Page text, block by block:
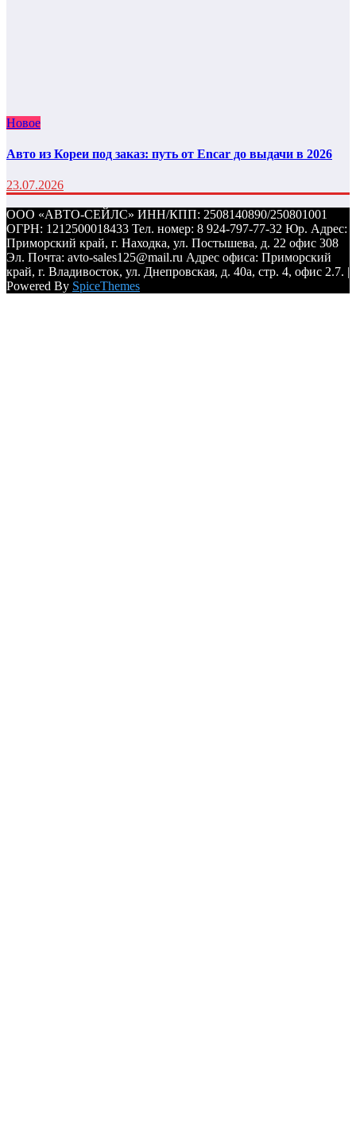
Новое
Авто из Кореи под заказ: путь от Encar до выдачи в 2026
23.07.2026
ООО «АВТО-СЕЙЛС» ИНН/КПП: 2508140890/250801001
ОГРН: 1212500018433 Тел. номер: 8 924-797-77-32 Юр. Адрес:
Приморский край, г. Находка, ул. Постышева, д. 22 офис 308
Эл. Почта: avto-sales125@mail.ru Адрес офиса: Приморский
край, г. Владивосток, ул. Днепровская, д. 40а, стр. 4, офис 2.7. |
Powered By SpiceThemes